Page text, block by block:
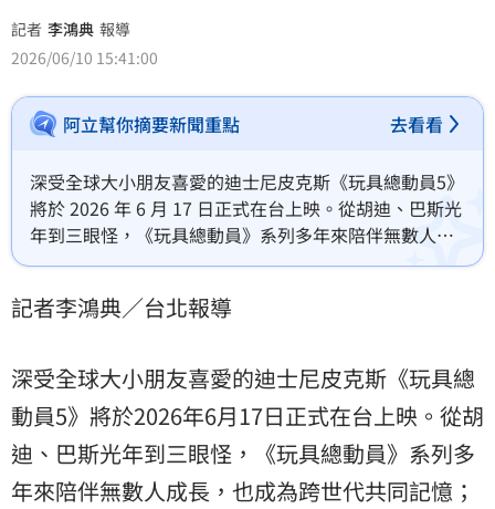
記者 李鴻典 報導
2026/06/10 15:41:00
阿立幫你摘要新聞重點 去看看
深受全球大小朋友喜愛的迪士尼皮克斯《玩具總動員5》
將於 2026 年 6 月 17 日正式在台上映。從胡迪、巴斯光
年到三眼怪，《玩具總動員》系列多年來陪伴無數人成
長，也成為跨世代共同記憶；隨著全新故事即將登場，
品、珠寶、包款、鞋履到行李箱，多個品牌同步推出全
中。
記者李鴻典／台北報導
深受全球大小朋友喜愛的迪士尼皮克斯《玩具總
動員5》將於2026年6月17日正式在台上映。從胡
迪、巴斯光年到三眼怪，《玩具總動員》系列多
年來陪伴無數人成長，也成為跨世代共同記憶；